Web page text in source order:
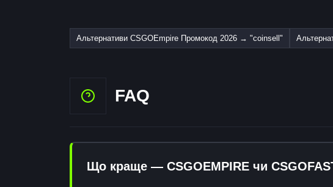
Альтернативи CSGOEmpire Промокод 2026 → "coinsell"
FAQ
Що краще — CSGOEMPIRE чи